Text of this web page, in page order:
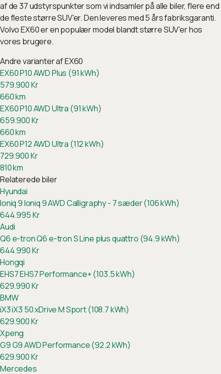
af de 37 udstyrspunkter som vi indsamler på alle biler, flere end
de fleste større SUV'er. Den leveres med 5 års fabriksgaranti.
Volvo EX60 er en populær model blandt større SUV'er hos
vores brugere.
Andre varianter afEX60
EX60 P10 AWD Plus (91 kWh)
579.900Kr
660km
EX60 P10 AWD Ultra (91 kWh)
659.900Kr
660km
EX60 P12 AWD Ultra (112 kWh)
729.900Kr
810km
Relaterede biler
Hyundai
Ioniq 9Ioniq 9 AWD Calligraphy - 7 sæder (106 kWh)
644.995Kr
Audi
Q6 e-tronQ6 e-tron S Line plus quattro (94.9 kWh)
644.990Kr
Hongqi
EHS7EHS7 Performance+ (103.5 kWh)
629.990Kr
BMW
iX3iX3 50 xDrive M Sport (108.7 kWh)
629.900Kr
Xpeng
G9G9 AWD Performance (92.2 kWh)
629.900Kr
Mercedes